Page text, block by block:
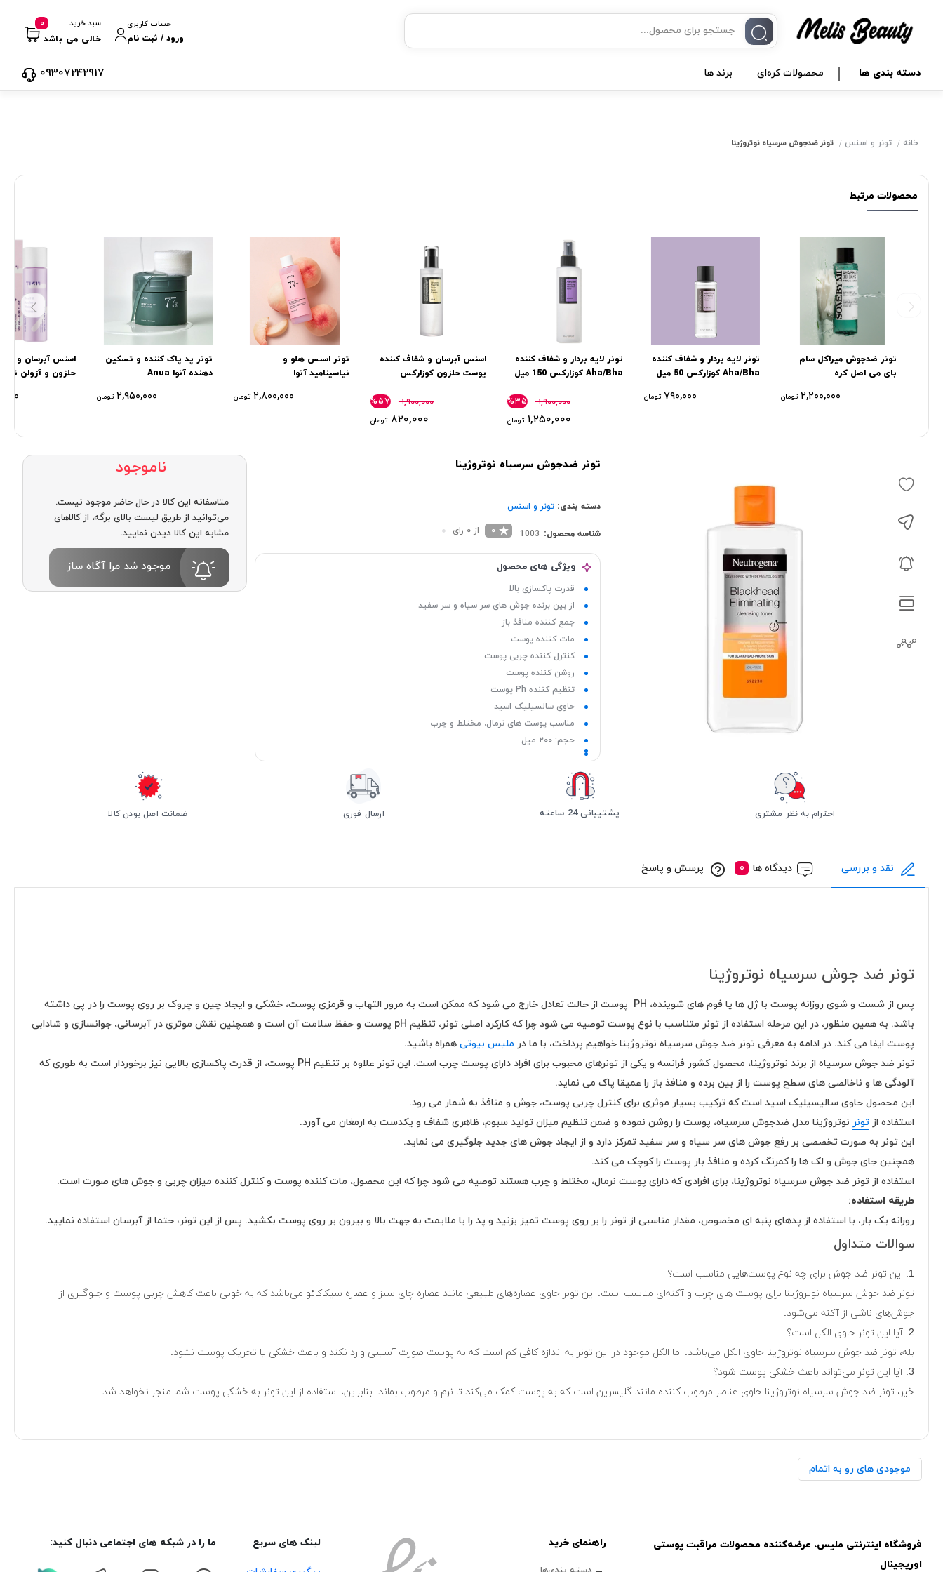
خرید قسطی با ترب‌پی
حساب کاربری
ورود / ثبت نام
سبد خرید
خالی می باشد
0
دسته بندی ها محصولات کره‌ای برند ها 09307242917
خانه تونر و اسنس تونر ضدجوش سرسیاه نوتروژینا
محصولات مرتبط
تونر ضدجوش میراکل سام
بای می اصل کره
۲,۲۰۰,۰۰۰ تومان
تونر لایه بردار و شفاف کننده
Aha/Bha کوزارکس 50 میل
۷۹۰,۰۰۰ تومان
تونر لایه بردار و شفاف کننده
Aha/Bha کوزارکس 150 میل
۱,۹۰۰,۰۰۰
۱,۲۵۰,۰۰۰ تومان
%۳۵
اسنس آبرسان و شفاف کننده
پوست حلزون کوزارکس
۱,۹۰۰,۰۰۰
۸۲۰,۰۰۰ تومان
%۵۷
تونر اسنس هلو و
نیاسینامید آنوا
۲,۸۰۰,۰۰۰ تومان
تونر پد پاک کننده و تسکین
دهنده آنوا Anua
۲,۹۵۰,۰۰۰ تومان
اسنس آبرسان و
تونر ضدجوش سرسیاه نوتروژینا
دسته بندی: تونر و اسنس
شناسه محصول: 1003
0 از 0 رای
ویژگی های محصول
قدرت پاکسازی بالا
از بین برنده جوش های سر سیاه و سر سفید
جمع کننده منافذ باز
مات کننده پوست
کنترل کننده چربی پوست
روشن کننده پوست
تنظیم کننده Ph پوست
حاوی سالسیلیک اسید
مناسب پوست های نرمال، مختلط و چرب
حجم: ۲۰۰ میل
ناموجود
متاسفانه این کالا در حال حاضر موجود نیست.
می‌توانید از طریق لیست بالای برگه، از کالاهای
مشابه این کالا دیدن نمایید.
موجود شد مرا آگاه ساز
احترام به نظر مشتری پشتیبانی 24 ساعته ارسال فوری ضمانت اصل بودن کالا
نقد و بررسی دیدگاه ها پرسش و پاسخ
تونر ضد جوش سرسیاه نوتروژینا
پس از شست و شوی روزانه پوست با ژل ها یا فوم های شوینده، PH پوست از حالت تعادل خارج می شود که ممکن است به مرور التهاب و قرمزی پوست، خشکی و ایجاد چین و چروک بر روی پوست را در پی داشته
باشد. به همین منظور، در این مرحله استفاده از تونر متناسب با نوع پوست توصیه می شود چرا که کارکرد اصلی تونر، تنظیم pH پوست و حفظ سلامت آن است و همچنین نقش موثری در آبرسانی، جوانسازی و شادابی
پوست ایفا می کند. در ادامه به معرفی تونر ضد جوش سرسیاه نوتروژینا خواهیم پرداخت، با ما در ملیس بیوتی همراه باشید.
تونر ضد جوش سرسیاه از برند نوتروژینا، محصول کشور فرانسه و یکی از تونرهای محبوب برای افراد دارای پوست چرب است. این تونر علاوه بر تنظیم PH پوست، از قدرت پاکسازی بالایی نیز برخوردار است به طوری که
آلودگی ها و ناخالصی های سطح پوست را از بین برده و منافذ باز را عمیقا پاک می نماید.
این محصول حاوی سالیسیلیک اسید است که ترکیب بسیار موثری برای کنترل چربی پوست، جوش و منافذ به شمار می رود.
استفاده از تونر نوتروژینا مدل ضدجوش سرسیاه، پوست را روشن نموده و ضمن تنظیم میزان تولید سبوم، ظاهری شفاف و یکدست به ارمغان می آورد.
این تونر به صورت تخصصی بر رفع جوش های سر سیاه و سر سفید تمرکز دارد و از ایجاد جوش های جدید جلوگیری می نماید.
همچنین جای جوش و لک ها را کمرنگ کرده و منافذ باز پوست را کوچک می کند.
استفاده از تونر ضد جوش سرسیاه نوتروژینا، برای افرادی که دارای پوست نرمال، مختلط و چرب هستند توصیه می شود چرا که این محصول، مات کننده پوست و کنترل کننده میزان چربی و جوش های صورت است.
طریقه استفاده:
روزانه یک بار، با استفاده از پدهای پنبه ای مخصوص، مقدار مناسبی از تونر را بر روی پوست تمیز بزنید و پد را با ملایمت به جهت بالا و بیرون بر روی پوست بکشید. پس از این تونر، حتما از آبرسان استفاده نمایید.
سوالات متداول
1. این تونر ضد جوش برای چه نوع پوست‌هایی مناسب است؟
تونر ضد جوش سرسیاه نوتروژینا برای پوست های چرب و آکنه‌ای مناسب است. این تونر حاوی عصاره‌های طبیعی مانند عصاره چای سبز و عصاره سیکاکائو می‌باشد که به خوبی باعث کاهش چربی پوست و جلوگیری از
جوش‌های ناشی از آکنه می‌شود.
2. آیا این تونر حاوی الکل است؟
بله، تونر ضد جوش سرسیاه نوتروژینا حاوی الکل می‌باشد. اما الکل موجود در این تونر به اندازه کافی کم است که به پوست صورت آسیبی وارد نکند و باعث خشکی یا تحریک پوست نشود.
3. آیا این تونر می‌تواند باعث خشکی پوست شود؟
خیر، تونر ضد جوش سرسیاه نوتروژینا حاوی عناصر مرطوب کننده مانند گلیسرین است که به پوست کمک می‌کند تا نرم و مرطوب بماند. بنابراین، استفاده از این تونر به خشکی پوست شما منجر نخواهد شد.
موجودی های رو به اتمام
فروشگاه اینترنتی ملیس، عرضه‌کننده محصولات مراقبت پوستی
اوریجینال
راهنمای خرید لینک های سریع ما را در شبکه های اجتماعی دنبال کنید: